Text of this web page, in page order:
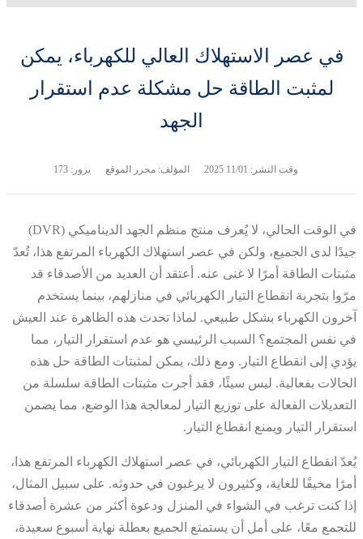
في عصر الاستهلاك العالي للكهرباء، يمكن
لمثبت الطاقة حل مشكلة عدم استقرار
الجهد
وقت النشر: 11/01 2025 المؤلف: محرر الموقع يزور: 173
في الوقت الحالي، لا يُعرف منتج منظم الجهد الديناميكي (DVR)
جيدًا لدى الجميع، ولكن في عصر استهلاك الكهرباء المرتفع هذا، تُعدّ
مثبتات الطاقة أمرًا لا غنى عنه. أعتقد أن العديد من الأصدقاء قد
مرّوا بتجربة انقطاع التيار الكهربائي في منازلهم، بينما يستخدم
آخرون الكهرباء بشكل طبيعي. لماذا تحدث هذه الظاهرة عند العيش
في نفس المجتمع؟ السبب الرئيسي هو عدم استقرار التيار، مما
يؤدي إلى انقطاع التيار. ومع ذلك، يمكن لمثبتات الطاقة حل هذه
الحالات بفعالية. ليس سيئًا، فقد أجرت مثبتات الطاقة سلسلة من
التعديلات الفعالة على توزيع التيار لمعالجة هذا الوضع، مما يضمن
استقرار التيار ويمنع انقطاع التيار.
يُعدّ انقطاع التيار الكهربائي، في عصر استهلاك الكهرباء المرتفع هذا،
أمرًا مخيفًا للغاية، وكثيرون لا يرغبون في حدوثه. على سبيل المثال،
إذا كنت ترغب في الشواء في المنزل ودعوة أكثر من عشرة أصدقاء
للتجمع معًا، على أمل أن يستمتع الجميع بعطلة نهاية أسبوع سعيدة،